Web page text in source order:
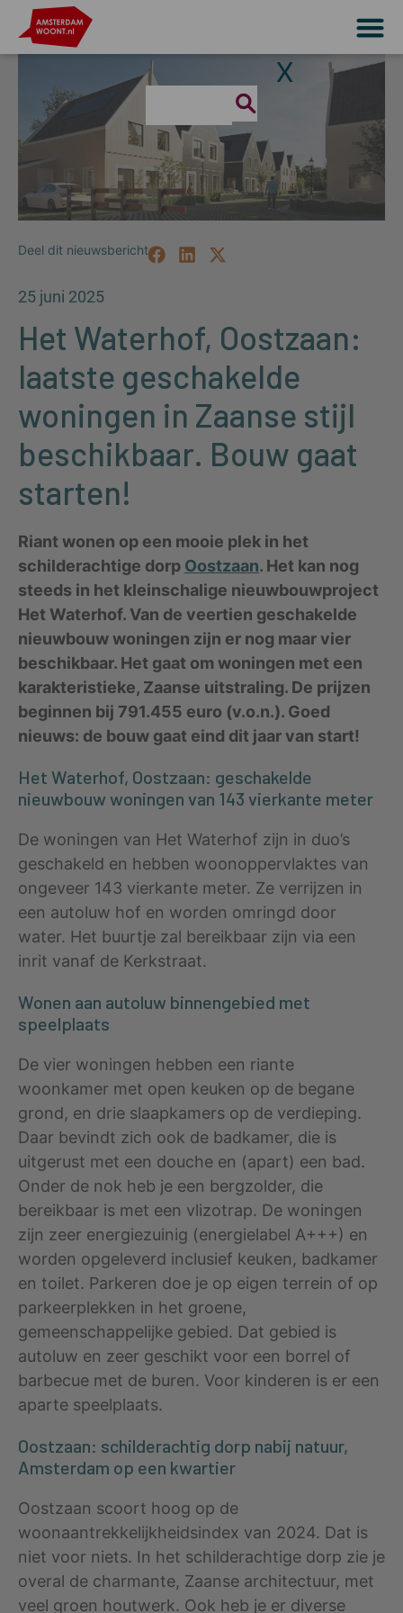
X
25 juni 2025
Het Waterhof, Oostzaan:
laatste geschakelde
woningen in Zaanse stijl
beschikbaar. Bouw gaat
starten!
Riant wonen op een mooie plek in het
schilderachtige dorp Oostzaan. Het kan nog
steeds in het kleinschalige nieuwbouwproject
Het Waterhof. Van de veertien geschakelde
nieuwbouw woningen zijn er nog maar vier
beschikbaar. Het gaat om woningen met een
karakteristieke, Zaanse uitstraling. De prijzen
beginnen bij 791.455 euro (v.o.n.). Goed
nieuws: de bouw gaat eind dit jaar van start!
Het Waterhof, Oostzaan: geschakelde
nieuwbouw woningen van 143 vierkante meter
De woningen van Het Waterhof zijn in duo’s
geschakeld en hebben woonoppervlaktes van
ongeveer 143 vierkante meter. Ze verrijzen in
een autoluw hof en worden omringd door
water. Het buurtje zal bereikbaar zijn via een
inrit vanaf de Kerkstraat.
Wonen aan autoluw binnengebied met
speelplaats
De vier woningen hebben een riante
woonkamer met open keuken op de begane
grond, en drie slaapkamers op de verdieping.
Daar bevindt zich ook de badkamer, die is
uitgerust met een douche en (apart) een bad.
Onder de nok heb je een bergzolder, die
bereikbaar is met een vlizotrap. De woningen
zijn zeer energiezuinig (energielabel A+++) en
worden opgeleverd inclusief keuken, badkamer
en toilet. Parkeren doe je op eigen terrein of op
parkeerplekken in het groene,
gemeenschappelijke gebied. Dat gebied is
autoluw en zeer geschikt voor een borrel of
barbecue met de buren. Voor kinderen is er een
aparte speelplaats.
Oostzaan: schilderachtig dorp nabij natuur,
Amsterdam op een kwartier
Oostzaan scoort hoog op de
woonaantrekkelijkheidsindex van 2024. Dat is
niet voor niets. In het schilderachtige dorp zie je
overal de charmante, Zaanse architectuur, met
veel groen houtwerk. Ook heb je er diverse